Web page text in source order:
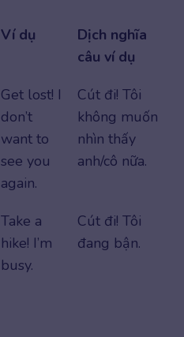
Ví dụ
Dịch nghĩa
câu ví dụ
Get lost! I
don’t
want to
see you
again.
Cút đi! Tôi
không muốn
nhìn thấy
anh/cô nữa.
Take a
hike! I’m
busy.
Cút đi! Tôi
đang bận.